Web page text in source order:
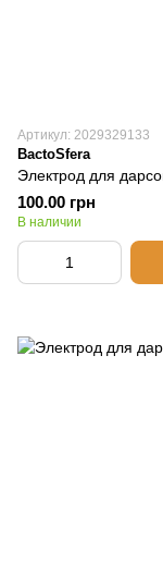
Артикул: 2029329133
BactoSfera
Электрод для
100.00 грн
В наличии